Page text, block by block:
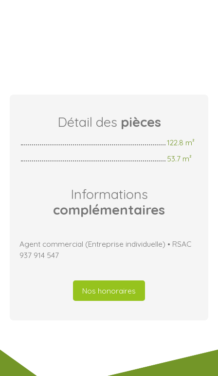
Détail des pièces
122.8 m²
53.7 m²
Informations
complémentaires
Agent commercial (Entreprise individuelle) • RSAC
937 914 547
Nos honoraires